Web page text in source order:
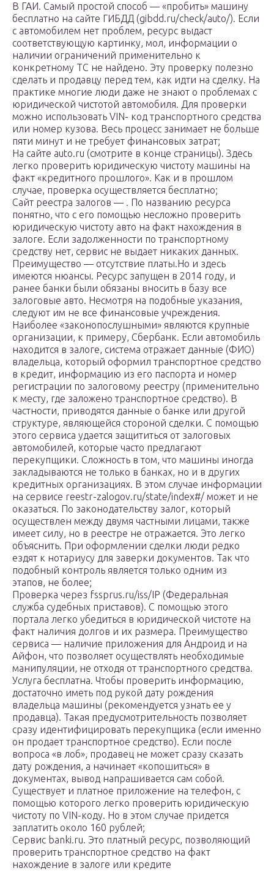
В ГАИ. Самый простой способ — «пробить» машину
бесплатно на сайте ГИБДД (gibdd.ru/check/auto/). Если
с автомобилем нет проблем, ресурс выдаст
соответствующую картинку, мол, информации о
наличии ограничений применительно к
конкретному ТС не найдено. Эту проверку полезно
сделать и продавцу перед тем, как идти на сделку. На
практике многие люди даже не знают о проблемах с
юридической чистотой автомобиля. Для проверки
можно использовать VIN- код транспортного средства
или номер кузова. Весь процесс занимает не больше
пяти минут и не требует финансовых затрат;
На сайте auto.ru (смотрите в конце страницы). Здесь
легко проверить юридическую чистоту машины на
факт «кредитного прошлого». Как и в прошлом
случае, проверка осуществляется бесплатно;
Сайт реестра залогов — . По названию ресурса
понятно, что с его помощью несложно проверить
юридическую чистоту авто на факт нахождения в
залоге. Если задолженности по транспортному
средству нет, сервис не выдает никаких данных.
Преимущество — отсутствие платы.Но и здесь
имеются нюансы. Ресурс запущен в 2014 году, и
ранее банки были обязаны вносить в базу все
залоговые авто. Несмотря на подобные указания,
следуют им не все финансовые учреждения.
Наиболее «законопослушными» являются крупные
организации, к примеру, Сбербанк. Если автомобиль
находится в залоге, система отражает данные (ФИО)
владельца, который оформил транспортное средство
в кредит, информацию из его паспорта и номер
регистрации по залоговому реестру (применительно
к месту, где заложено транспортное средство). В
частности, приводятся данные о банке или другой
структуре, являющейся стороной сделки. С помощью
этого сервиса удается защититься от залоговых
автомобилей, которые часто предлагают
перекупщики. Сложность в том, что машины иногда
закладываются не только в банках, но и в других
кредитных организациях. В этом случае информации
на сервисе reestr-zalogov.ru/state/index#/ может и не
оказаться. По законодательству залог, который
осуществлен между двумя частными лицами, также
имеет силу, но в реестре не отражается. Это легко
объяснить. При оформлении сделки люди редко
ездят к нотариусу для заверки документов. Так что
подобный контроль является только одним из
этапов, не более;
Проверка через fssprus.ru/iss/IP (Федеральная
служба судебных приставов). С помощью этого
портала легко убедиться в юридической чистоте на
факт наличия долгов и их размера. Преимущество
сервиса — наличие приложения для Андроид и на
Айфон, что позволяет осуществлять необходимые
манипуляции, не отходя от транспортного средства.
Услуга бесплатна. Чтобы проверить информацию,
достаточно иметь под рукой дату рождения
владельца машины (рекомендуется узнать ее у
продавца). Такая предусмотрительность позволяет
сразу идентифицировать перекупщика (если именно
он продает транспортное средство). Если после
вопроса «в лоб», продавец не может сразу сказать
дату рождения, а начинает «копошиться» в
документах, вывод напрашивается сам собой.
Существует и платное приложение на телефон, с
помощью которого легко проверить юридическую
чистоту по VIN-коду. Но в этом случае придется
заплатить около 160 рублей;
Сервис banki.ru. Это платный ресурс, позволяющий
проверить транспортное средство на факт
нахождение в залоге или кредите